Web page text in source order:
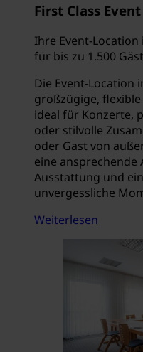
First Class
Ihre Event-
für bis zu 1.500
Die Event-Location
großzügige, flexible
ideal für Konzerte,
oder stilvolle
oder Gast von
eine
Ausstattung und
unvergessliche
Weiterlesen